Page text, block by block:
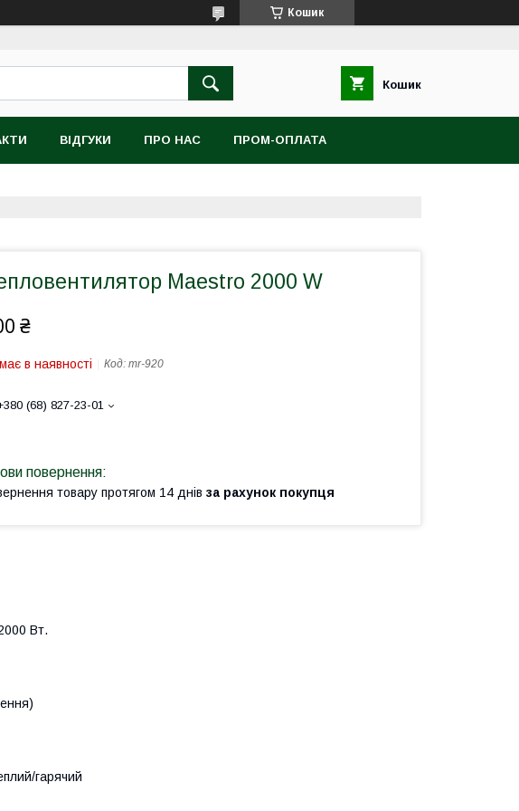
Кошик
Кошик
ВІДГУКИ ПРО НАС ПРОМ-ОПЛАТА
Maestro 2000 W
₴
в наявності Код: mr-920
(68) 827-23-01
товару протягом 14 днів за рахунок покупця
Вт.
гарячий